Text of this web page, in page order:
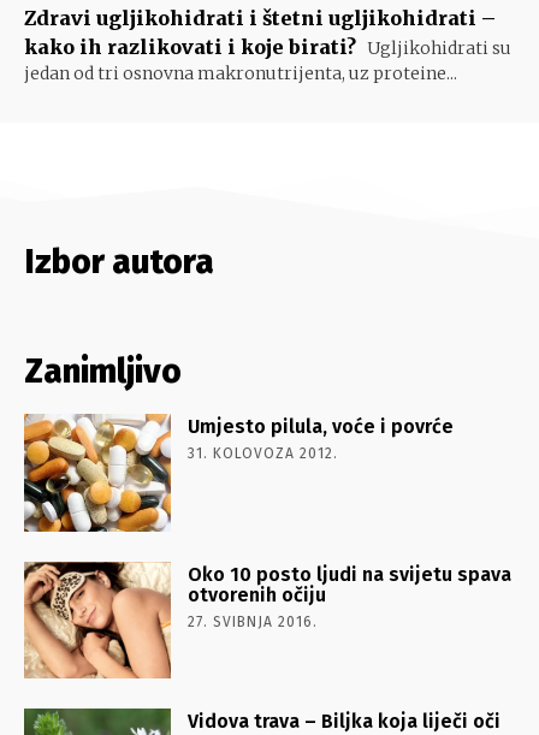
Zdravi ugljikohidrati i štetni ugljikohidrati –
kako ih razlikovati i koje birati? Ugljikohidrati su
jedan od tri osnovna makronutrijenta, uz proteine...
Izbor autora
Zanimljivo
Umjesto pilula, voće i povrće
31. KOLOVOZA 2012.
Oko 10 posto ljudi na svijetu spava
otvorenih očiju
27. SVIBNJA 2016.
Vidova trava – Biljka koja liječi oči